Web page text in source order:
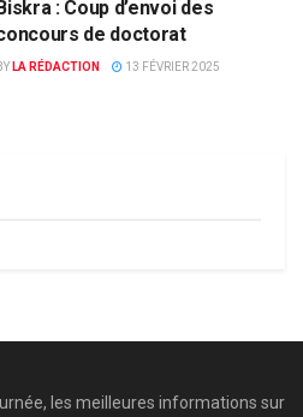
: Coup d’envoi des
de doctorat
LA RÉDACTION 13 FÉVRIER 2025
les meilleures informations sur